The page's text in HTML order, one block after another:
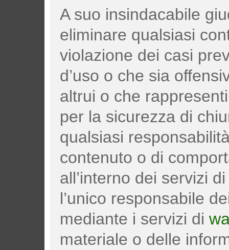
A suo insindacabile
eliminare qualsiasi
violazione dei casi
d’uso o che sia
altrui o che
per la sicurezza di
qualsiasi
contenuto o di
all’interno dei servizi
l’unico responsabile
mediante i servizi di
materiale o delle